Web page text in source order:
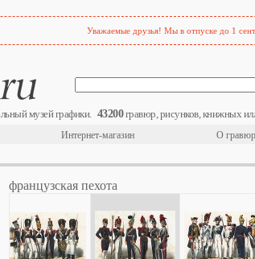
Уважаемые друзья! Мы в отпуске до 1
музей графики. 43200гравюр, рисунков, книжных
Интернет-магазин О
французская пехота